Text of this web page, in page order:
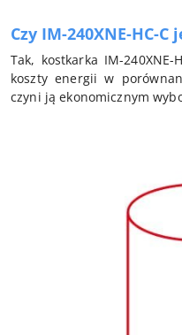
Czy IM-240XNE-HC-
Tak, kostkarka IM-
koszty energii w
czyni ją ekonomicznym